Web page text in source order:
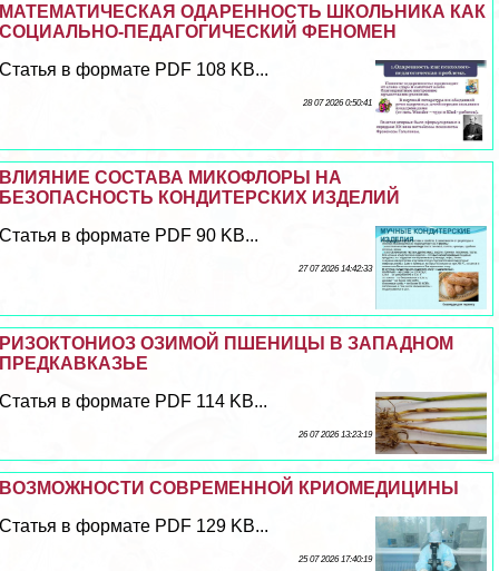
МАТЕМАТИЧЕСКАЯ ОДАРЕННОСТЬ ШКОЛЬНИКА КАК
СОЦИАЛЬНО-ПЕДАГОГИЧЕСКИЙ ФЕНОМЕН
Статья в формате PDF 108 KB...
28 07 2026 0:50:41
ВЛИЯНИЕ СОСТАВА МИКОФЛОРЫ НА
БЕЗОПАСНОСТЬ КОНДИТЕРСКИХ ИЗДЕЛИЙ
Статья в формате PDF 90 KB...
27 07 2026 14:42:33
РИЗОКТОНИОЗ ОЗИМОЙ ПШЕНИЦЫ В ЗАПАДНОМ
ПРЕДКАВКАЗЬЕ
Статья в формате PDF 114 KB...
26 07 2026 13:23:19
ВОЗМОЖНОСТИ СОВРЕМЕННОЙ КРИОМЕДИЦИНЫ
Статья в формате PDF 129 KB...
25 07 2026 17:40:19